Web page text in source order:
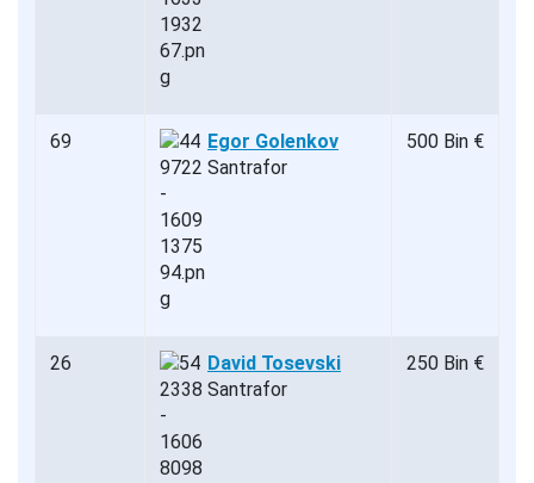
69
Egor Golenkov
Santrafor
500 Bin €
26
David Tosevski
Santrafor
250 Bin €